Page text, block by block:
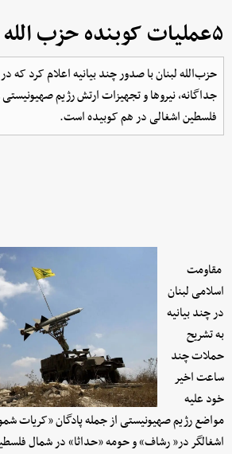
۵عملیات کوبنده حزب الله علیه اسرائیل
حزب‌الله لبنان با صدور چند بیانیه‌ اعلام کرد که
جداگانه، نیروها و تجهیزات ارتش رژیم
فلسطین اشغالی در هم کوبیده است.
مقاومت
اسلامی لبنان
در چند بیانیه
به تشریح
حملات چند
ساعت اخیر
خود علیه
مواضع رژیم صهیونیستی از جمله پادگان «کریات
اشغالگر در« رشاف» و حومه «حداثا» در شمال